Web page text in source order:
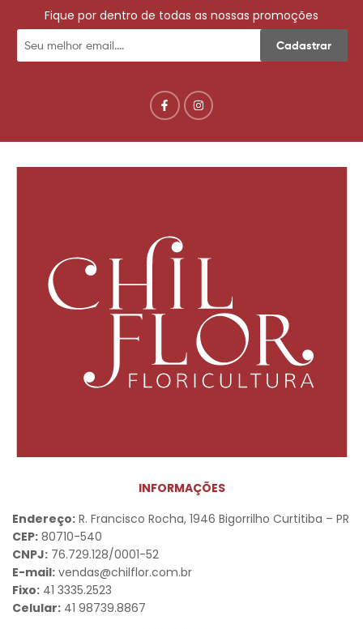
Fique por dentro de todas as nossas promoções
Cadastrar
INFORMAÇÕES
Endereço: R. Francisco Rocha, 1946 Bigorrilho Curtitiba – PR
CEP: 80710-540
CNPJ: 76.729.128/0001-52
E-mail: vendas@chilflor.com.br
Fixo: 41 3335.2523
Celular: 41 98739.8867